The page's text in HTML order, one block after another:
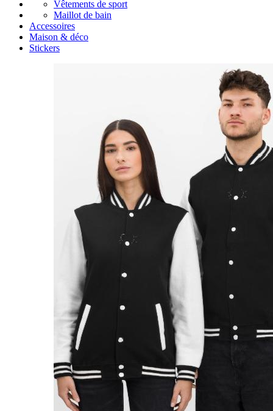
Vêtements de sport
Maillot de bain
Accessoires
Maison & déco
Stickers